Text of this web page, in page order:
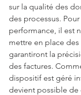
sur la qualité des
des processus.
performance, il est
mettre en place
garantiront la
des factures.
dispositif est géré
devient possible de